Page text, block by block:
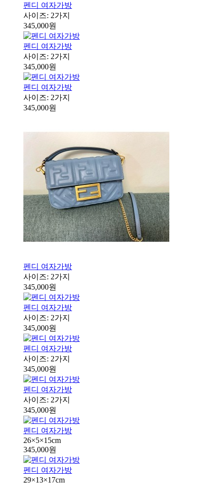
펜디 여자가방
사이즈: 2가지
345,000원
펜디 여자가방
사이즈: 2가지
345,000원
펜디 여자가방
사이즈: 2가지
345,000원
펜디 여자가방
사이즈: 2가지
345,000원
펜디 여자가방
사이즈: 2가지
345,000원
펜디 여자가방
사이즈: 2가지
345,000원
펜디 여자가방
사이즈: 2가지
345,000원
펜디 여자가방
26×5×15cm
345,000원
펜디 여자가방
29×13×17cm